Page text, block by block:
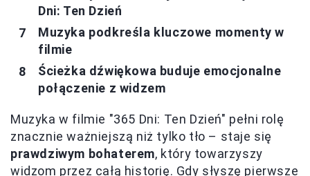
Dni: Ten Dzień
Muzyka podkreśla kluczowe momenty w
filmie
Ścieżka dźwiękowa buduje emocjonalne
połączenie z widzem
Muzyka w filmie "365 Dni: Ten Dzień" pełni rolę
znacznie ważniejszą niż tylko tło – staje się
prawdziwym bohaterem, który towarzyszy
widzom przez całą historię. Gdy słyszę pierwsze